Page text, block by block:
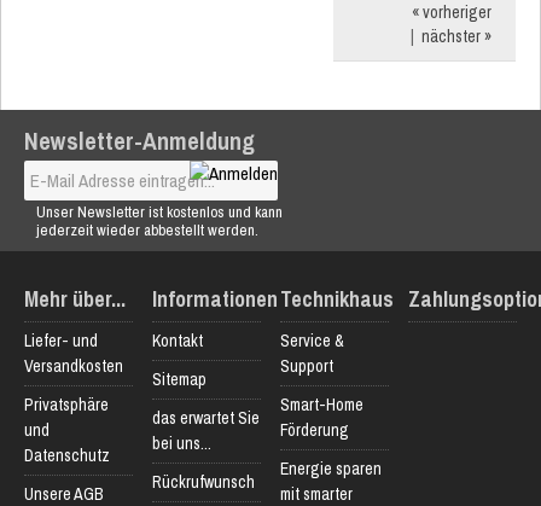
« vorheriger
| nächster »
Newsletter-Anmeldung
Unser Newsletter ist kostenlos und kann
jederzeit wieder abbestellt werden.
Mehr über...
Liefer- und
Versandkosten
Privatsphäre
und
Datenschutz
Unsere AGB
Informationen
Kontakt
Sitemap
das erwartet Sie
bei uns...
Rückrufwunsch
Technikhaus
Service &
Support
Smart-Home
Förderung
Energie sparen
mit smarter